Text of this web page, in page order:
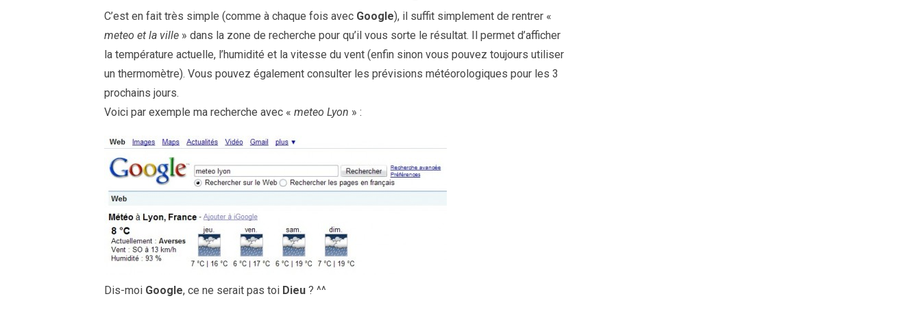
C’est en fait très simple (comme à chaque fois avec Google), il suffit simplement de rentrer «
meteo et la ville » dans la zone de recherche pour qu’il vous sorte le résultat. Il permet d’afficher
la température actuelle, l’humidité et la vitesse du vent (enfin sinon vous pouvez toujours utiliser
un thermomètre). Vous pouvez également consulter les prévisions météorologiques pour les 3
prochains jours.
Voici par exemple ma recherche avec « meteo Lyon » :
Dis-moi Google, ce ne serait pas toi Dieu ? ^^